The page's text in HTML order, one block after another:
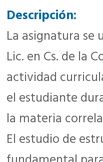
Descripción:
La asignatura se
Lic. en Cs. de la
actividad
el estudiante
la materia
El estudio de